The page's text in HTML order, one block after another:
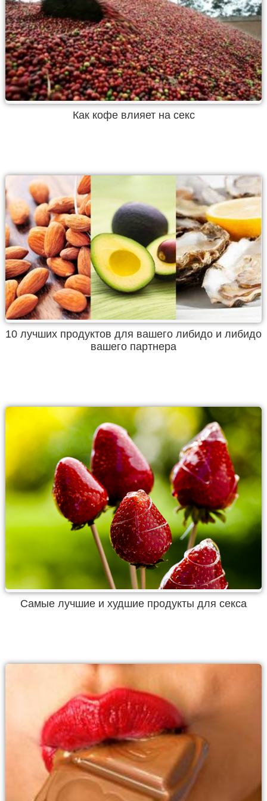
Как кофе влияет на секс
10 лучших продуктов для вашего либидо и либидо
вашего партнера
Самые лучшие и худшие продукты для секса